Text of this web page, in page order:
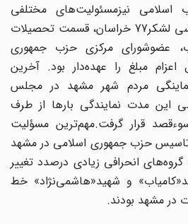
‌‌اسلامی نیزمسئولیت‌های مختلفی
ازجمله دایره عقیدتی‌ سیاسی لشکر77 خراسان، قسمت تحصیلات
عضوشورای مرکزی حزب‌ جمهوری
مبلغ را عهده‌دار بود. آخرین
مردم شهر مشهد در مجلس
مدت نمایندگی بارها از طرف
قرار گرفت.مهم‌ترین مسؤلیت
حزب‌ جمهوری ‌اسلامی در مشهد
انحرافی زیادی درصدد تغییر
و شهید«هاشمی‌نژاد» خط
در مشهد بودند.